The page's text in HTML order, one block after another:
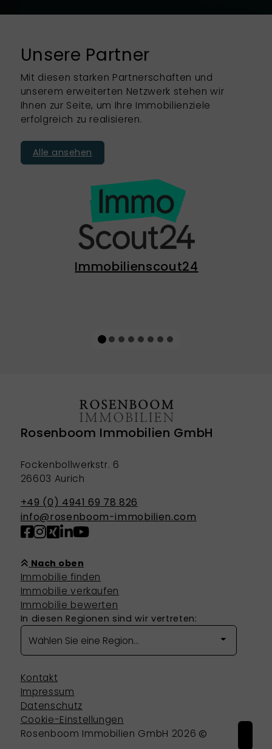
Unsere Partner
Mit diesen starken Partnerschaften und
unserem erweiterten Netzwerk stehen wir
Ihnen zur Seite, um Ihre Immobilienziele
erfolgreich zu realisieren.
Alle ansehen
Immobilienscout24
Rosenboom Immobilien GmbH
Fockenbollwerkstr. 6
26603 Aurich
+49 (0) 4941 69 78 826
info@rosenboom-immobilien.com
In diesen Regionen sind wir vertreten:
Nach oben
Immobilie finden
Immobilie verkaufen
Immobilie bewerten
Kontakt
Impressum
Datenschutz
Cookie-Einstellungen
Rosenboom Immobilien GmbH 2026